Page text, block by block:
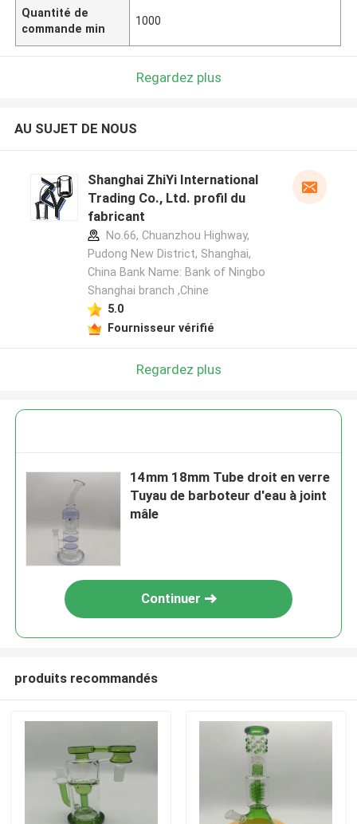
Quantité de
commande min
1000
Regardez plus
AU SUJET DE NOUS
Shanghai ZhiYi International
Trading Co., Ltd. profil du
fabricant
No.66, Chuanzhou Highway,
Pudong New District, Shanghai,
China Bank Name: Bank of Ningbo
Shanghai branch ,Chine
5.0
Fournisseur vérifié
Regardez plus
14mm 18mm Tube droit en verre
Tuyau de barboteur d'eau à joint
mâle
Continuer
produits recommandés